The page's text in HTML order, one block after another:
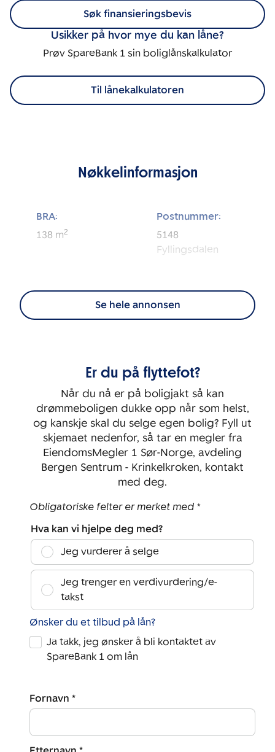
Søk finansieringsbevis
Usikker på hvor mye du kan låne?
Prøv SpareBank 1 sin boliglånskalkulator
Til lånekalkulatoren
Nøkkelinformasjon
BRA:
138 m2
Postnummer:
5148
Fyllingsdalen
2
Rom:
5
Soverom:
Se hele annonsen
Er du på flyttefot?
Når du nå er på boligjakt så kan
drømmeboligen dukke opp når som helst,
og kanskje skal du selge egen bolig? Fyll ut
skjemaet nedenfor, så tar en megler fra
EiendomsMegler 1 Sør-Norge, avdeling
Bergen Sentrum - Krinkelkroken, kontakt
med deg.
Obligatoriske felter er merket med *
Hva kan vi hjelpe deg med?
Jeg vurderer å selge
Jeg trenger en verdivurdering/e-
takst
Ønsker du et tilbud på lån?
Ja takk, jeg ønsker å bli kontaktet av
SpareBank 1 om lån
Fornavn *